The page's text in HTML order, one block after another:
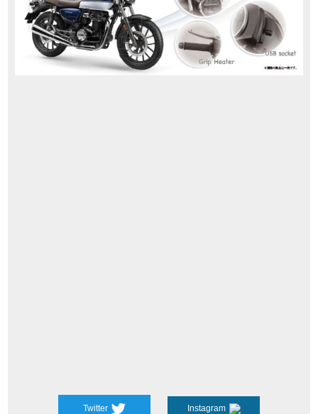
Twitter Instagram